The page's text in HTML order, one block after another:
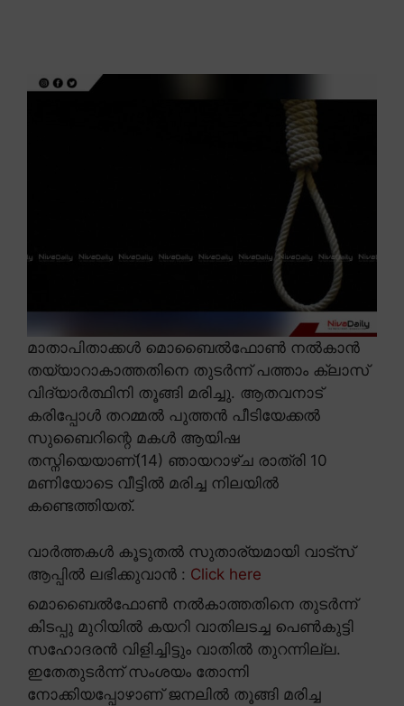
മാതാപിതാക്കൾ മൊബൈൽഫോൺ നൽകാൻ
തയ്യാറാകാത്തതിനെ തുടർന്ന് പത്താം ക്ലാസ്
വിദ്യാർത്ഥിനി തൂങ്ങി മരിച്ചു. ആതവനാട്
കരിപ്പോൾ തറമ്മൽ പുത്തൻ പീടിയേക്കൽ
സുബൈറിന്റെ മകൾ ആയിഷ
തസ്നിയെയാണ്(14) ഞായറാഴ്ച രാത്രി 10
മണിയോടെ വീട്ടിൽ മരിച്ച നിലയിൽ
കണ്ടെത്തിയത്.
വാർത്തകൾ കൂടുതൽ സുതാര്യമായി വാട്സ്
ആപ്പിൽ ലഭിക്കുവാൻ : Click here
മൊബൈൽഫോൺ നൽകാത്തതിനെ തുടർന്ന്
കിടപ്പു മുറിയിൽ കയറി വാതിലടച്ച പെൺകുട്ടി
സഹോദരൻ വിളിച്ചിട്ടും വാതിൽ തുറന്നില്ല.
ഇതേതുടർന്ന് സംശയം തോന്നി
നോക്കിയപ്പോഴാണ് ജനലിൽ തൂങ്ങി മരിച്ച